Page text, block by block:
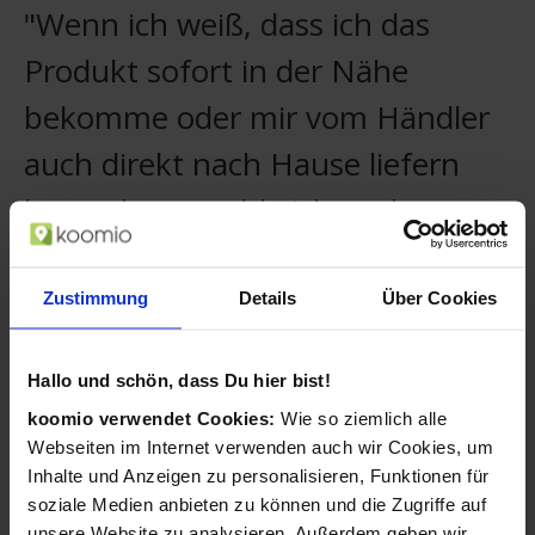
Zustimmung Details Über Cookies
Hallo und schön, dass Du hier bist!
koomio verwendet Cookies: Wie so ziemlich alle
Webseiten im Internet verwenden auch wir Cookies, um
Inhalte und Anzeigen zu personalisieren, Funktionen für
soziale Medien anbieten zu können und die Zugriffe auf
"Wenn ich weiß, dass ich das
Produkt sofort in der Nähe
bekomme oder mir vom Händler
auch direkt nach Hause liefern
lassen kann, zahle ich auch etwas
mehr."
Christian, koomio-Nutzer
sehen stets Ihre neuesten Aktivitäten.
Kunden folgen Artikeln mit einem
Wunschpreis und Sie können darauf
reagieren.